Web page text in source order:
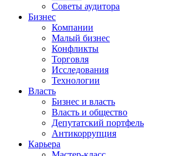
Советы аудитора
Бизнес
Компании
Малый бизнес
Конфликты
Торговля
Исследования
Технологии
Власть
Бизнес и власть
Власть и общество
Депутатский портфель
Антикоррупция
Карьера